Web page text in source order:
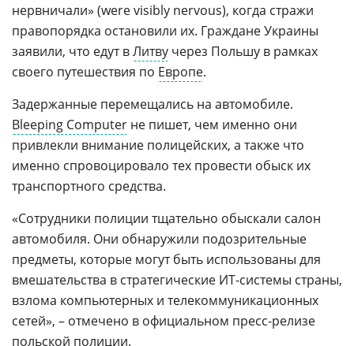
нервничали» (were visibly nervous), когда стражи
правопорядка остановили их. Граждане Украины
заявили, что едут вЛитву через Польшу в рамках
своего путешествия по Европе.
Задержанные перемещались на автомобиле.
Bleeping Computer не пишет, чем именно они
привлекли внимание полицейских, а также что
именно спровоцировало тех провести обыск их
транспортного средства.
«Сотрудники полиции тщательно обыскали салон
автомобиля. Они обнаружили подозрительные
предметы, которые могут быть использованы для
вмешательства в стратегические ИT-системы страны,
взлома компьютерных и телекоммуникационных
сетей», – отмечено в официальном пресс-релизе
польской полиции.